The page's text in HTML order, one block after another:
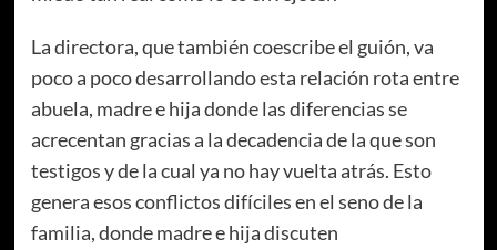
La directora, que también coescribe el guión, va
poco a poco desarrollando esta relación rota entre
abuela, madre e hija donde las diferencias se
acrecentan gracias a la decadencia de la que son
testigos y de la cual ya no hay vuelta atrás. Esto
genera esos conflictos difíciles en el seno de la
familia, donde madre e hija discuten